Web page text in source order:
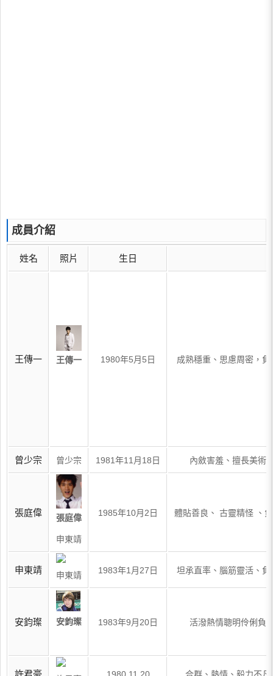
成員介紹
姓名 照片 生日
王傳一 王傳一 1980年5月5日 成熟穩重、思慮周密，
曾少宗 曾少宗 1981年11月18日 內斂害羞、擅長美術
張庭偉 張庭偉
申東靖
1985年10月2日 體貼善良、 古靈精怪 、
申東靖 申東靖 1983年1月27日 坦承直率、腦筋靈活、
安鈞璨 安鈞璨 1983年9月20日 活潑熱情聰明伶俐負
許君豪